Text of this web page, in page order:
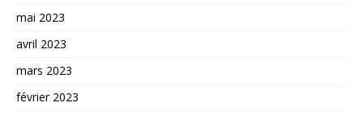
mai 2023
avril 2023
mars 2023
février 2023